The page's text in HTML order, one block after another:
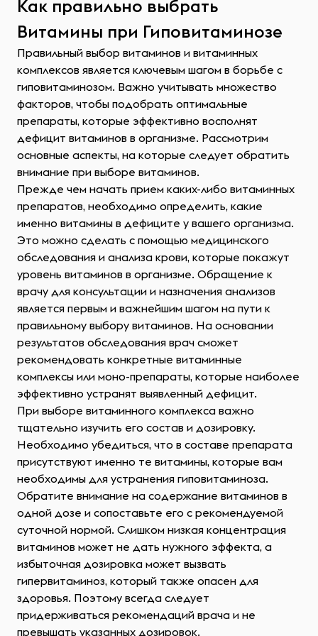
Как правильно выбрать
Витамины при Гиповитаминозе
Правильный выбор витаминов и витаминных
комплексов является ключевым шагом в борьбе с
гиповитаминозом. Важно учитывать множество
факторов, чтобы подобрать оптимальные
препараты, которые эффективно восполнят
дефицит витаминов в организме. Рассмотрим
основные аспекты, на которые следует обратить
внимание при выборе витаминов.
Прежде чем начать прием каких-либо витаминных
препаратов, необходимо определить, какие
именно витамины в дефиците у вашего организма.
Это можно сделать с помощью медицинского
обследования и анализа крови, которые покажут
уровень витаминов в организме. Обращение к
врачу для консультации и назначения анализов
является первым и важнейшим шагом на пути к
правильному выбору витаминов. На основании
результатов обследования врач сможет
рекомендовать конкретные витаминные
комплексы или моно-препараты, которые наиболее
эффективно устранят выявленный дефицит.
При выборе витаминного комплекса важно
тщательно изучить его состав и дозировку.
Необходимо убедиться, что в составе препарата
присутствуют именно те витамины, которые вам
необходимы для устранения гиповитаминоза.
Обратите внимание на содержание витаминов в
одной дозе и сопоставьте его с рекомендуемой
суточной нормой. Слишком низкая концентрация
витаминов может не дать нужного эффекта, а
избыточная дозировка может вызвать
гипервитаминоз, который также опасен для
здоровья. Поэтому всегда следует
придерживаться рекомендаций врача и не
превышать указанных дозировок.